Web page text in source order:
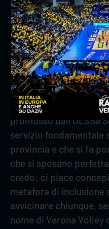
dichiaratoStefano
Volley- sono iniziative
avvalorano l’attività di
che, seppur ancora
la nascita nell’estate
mostrato attenzione
tematiche sociali. Per
deciso di aderire
promosso dall’ULSS9
servizio fondamentale
provincia e che si fa
che si sposano
credo: ci piace
metafora di inclusione
avvicinare chiunque,
nome di Verona Volley